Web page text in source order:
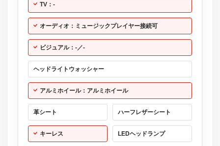
TV：-
オーディオ：ミュージックプレイヤー接続可
ビジュアル：-／-
ヘッドライトウォッシャー
アルミホイール：アルミホイール
革シート ハーフレザーシート
キーレス LEDヘッドランプ